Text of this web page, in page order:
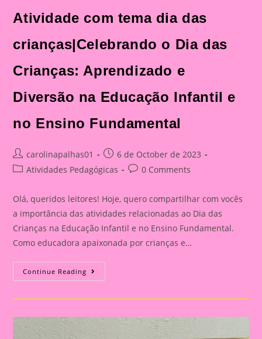
Atividade com tema dia das
crianças|Celebrando o Dia das
Crianças: Aprendizado e
Diversão na Educação Infantil e
no Ensino Fundamental
Post
author:
carolinapalhas01
Post
published:
6 de October de 2023
PostAtividades Pedagógicas
Post0 Comments
Olá, queridos leitores! Hoje, quero compartilhar com vocês
a importância das atividades relacionadas ao Dia das
Crianças na Educação Infantil e no Ensino Fundamental.
Como educadora apaixonada por crianças e…
Continue Reading Atividade
Com
Dia